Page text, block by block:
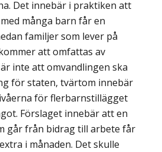
Det innebär i praktiken att
många barn får en
familjer som lever på
att omfattas av
inte att omvandlingen ska
för staten, tvärtom innebär
för flerbarnstillägget
Förslaget innebär att en
går från bidrag till arbete får
i månaden. Det skulle